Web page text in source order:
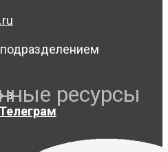
в
Телеграм
ресурсы